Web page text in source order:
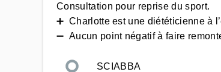
Consultation pour reprise du sport.
➕ Charlotte est une diététicienne à
➖ Aucun point négatif à faire
SCIABBA